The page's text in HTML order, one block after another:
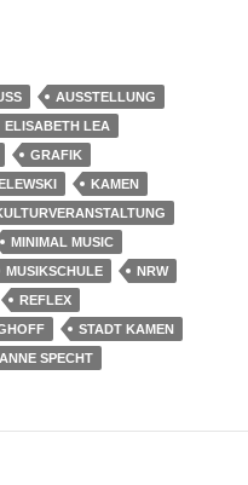
AUSSTELLUNG
ELISABETH LEA
GRAFIK
KAMEN
MINIMAL MUSIC
MUSIKSCHULE
NRW
REFLEX
STADT KAMEN
SPECHT